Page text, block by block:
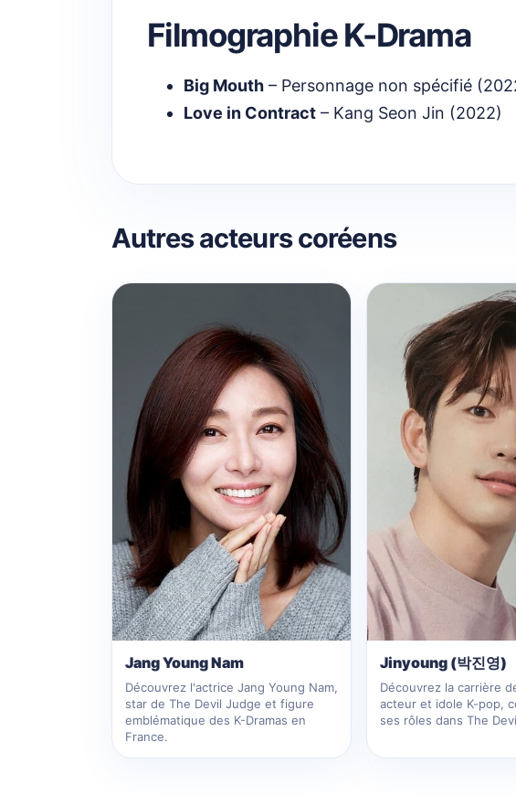
Filmographie K-Drama
Big Mouth – Personnage non spécifié
Love in Contract – Kang Seon Jin (2022)
Autres acteurs coréens
Jang Young Nam
Découvrez l'actrice Jang Young Nam,
star de The Devil Judge et figure
emblématique des K-Dramas en
France.
Jinyoung (박진영)
Découvrez la carrière
acteur et idole K-pop,
ses rôles dans The